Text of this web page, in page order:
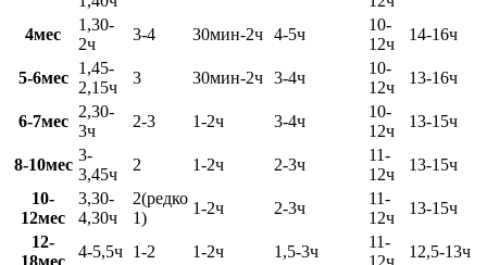
4мес
1,30-
2ч
3-4 30мин-2ч 4-5ч
10-
12ч
14-16ч
5-6мес
1,45-
2,15ч
3 30мин-2ч 3-4ч
10-
12ч
13-16ч
6-7мес
2,30-
3ч
2-3 1-2ч 3-4ч
10-
12ч
13-15ч
8-10мес
3-
3,45ч
2 1-2ч 2-3ч
11-
12ч
13-15ч
10-
12мес
3,30-
4,30ч
2(редко
1)
1-2ч 2-3ч
11-
12ч
13-15ч
12-
18мес
4-5,5ч 1-2 1-2ч 1,5-3ч
11-
12ч
12,5-13ч